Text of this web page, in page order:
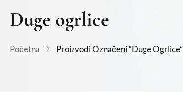
Duge ogrlice
Početna Proizvodi Označeni “Duge Ogrlice”